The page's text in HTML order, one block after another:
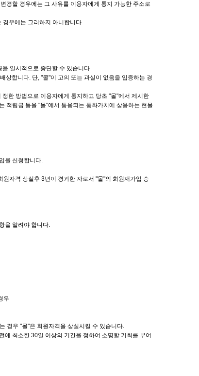
경할 경우에는 그 사유를 이용자에게 통지 가능한 주소로
우에는 그러하지 아니합니다.
일시적으로 중단할 수 있습니다.
합니다. 단, "몰"이 고의 또는 과실이 없음을 입증하는 경
한 방법으로 이용자에게 통지하고 당초 "몰"에서 제시한
적립금 등을 "몰"에서 통용되는 통화가치에 상응하는 현물
을 신청합니다.
자격 상실후 3년이 경과한 자로서 "몰"의 회원재가입 승
을 알려야 합니다.
우
경우 "몰"은 회원자격을 상실시킬 수 있습니다.
최소한 30일 이상의 기간을 정하여 소명할 기회를 부여